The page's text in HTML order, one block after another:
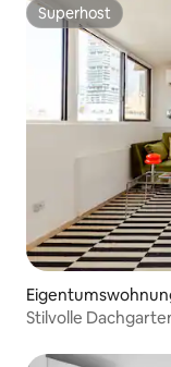
Superhost
Superhost
Stilvolle